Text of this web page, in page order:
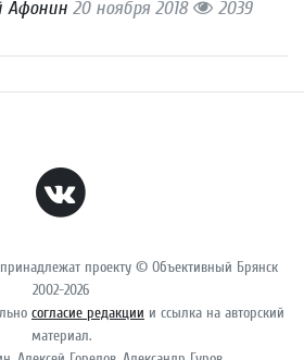
Афонин 20 ноября 2018 2039
проекту © Объективный Брянск
2002-2026
согласие редакции и ссылка на авторский
материал.